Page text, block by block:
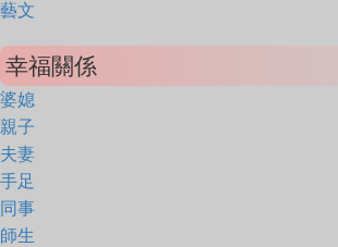
藝文
幸福關係
婆媳
親子
夫妻
手足
同事
師生